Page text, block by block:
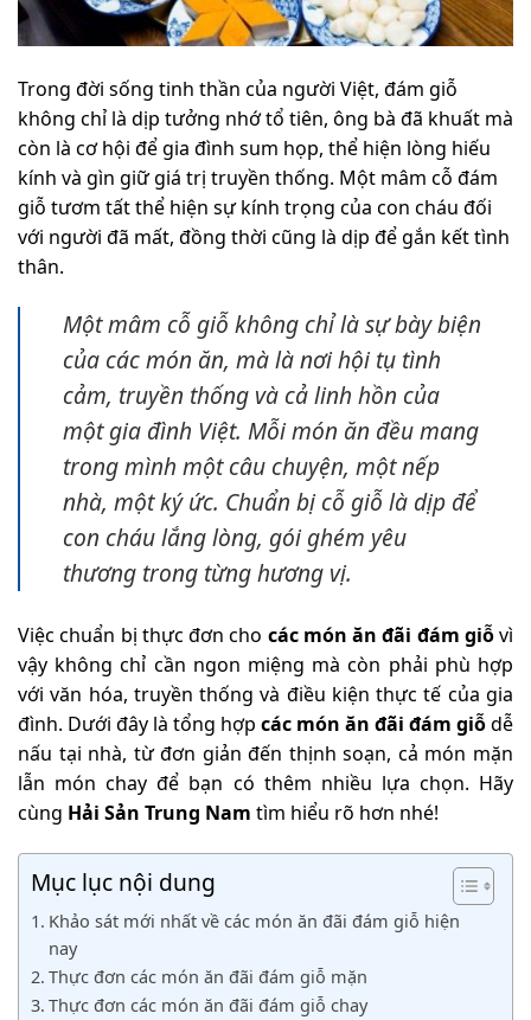
Trong đời sống tinh thần của người Việt, đám giỗ
không chỉ là dịp tưởng nhớ tổ tiên, ông bà đã khuất mà
còn là cơ hội để gia đình sum họp, thể hiện lòng hiếu
kính và gìn giữ giá trị truyền thống. Một mâm cỗ đám
giỗ tươm tất thể hiện sự kính trọng của con cháu đối
với người đã mất, đồng thời cũng là dịp để gắn kết tình
thân.
Một mâm cỗ giỗ không chỉ là sự bày biện
của các món ăn, mà là nơi hội tụ tình
cảm, truyền thống và cả linh hồn của
một gia đình Việt. Mỗi món ăn đều mang
trong mình một câu chuyện, một nếp
nhà, một ký ức. Chuẩn bị cỗ giỗ là dịp để
con cháu lắng lòng, gói ghém yêu
thương trong từng hương vị.
Việc chuẩn bị thực đơn cho các món ăn đãi đám giỗvì
vậy không chỉ cần ngon miệng mà còn phải phù hợp
với văn hóa, truyền thống và điều kiện thực tế của gia
đình. Dưới đây là tổng hợp các món ăn đãi đám giỗdễ
nấu tại nhà, từ đơn giản đến thịnh soạn, cả món mặn
lẫn món chay để bạn có thêm nhiều lựa chọn. Hãy
cùng Hải Sản Trung Nam tìm hiểu rõ hơn nhé!
Mục lục nội dung
Khảo sát mới nhất về các món ăn đãi đám giỗ hiện
nay
Thực đơn các món ăn đãi đám giỗ mặn
Thực đơn các món ăn đãi đám giỗ chay